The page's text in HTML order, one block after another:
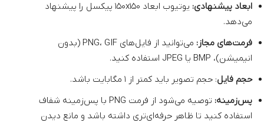
ابعاد پیشنهادی:
یوتیوب ابعاد ۱۵۰x۱۵۰ پیکسل را پیشنهاد
می‌دهد.
فرمت‌های مجاز:
می‌توانید از فایل‌های PNG، GIF (بدون
انیمیشن)، BMP یا JPEG استفاده کنید.
حجم فایل: حجم تصویر باید کمتر از ۱ مگابایت باشد.
پس‌زمینه:
توصیه می‌شود از فرمت PNG با پس‌زمینه شفاف
استفاده کنید تا ظاهر حرفه‌ای‌تری داشته باشد و مانع دیدن